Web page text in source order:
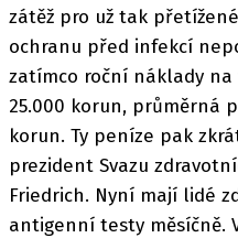
zátěž pro už tak
ochranu před infekcí
zatímco roční náklady
25.000 korun, průměrná
korun. Ty peníze pak
prezident Svazu
Friedrich. Nyní mají lidé
antigenní testy měsíčně.